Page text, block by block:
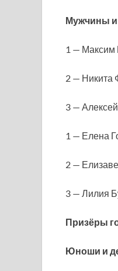
Мужчины и
1 — Максим
2 — Никита
3 —
1 — Елена
2 —
3 — Лилия
Призёры
Юноши и